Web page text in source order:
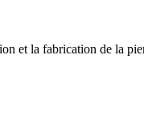
et la fabrication de la